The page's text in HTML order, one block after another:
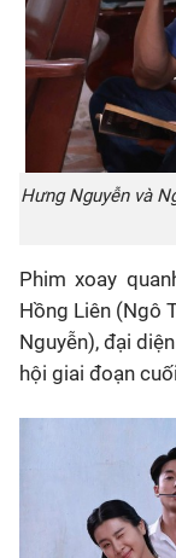
Hưng Nguyễn và
Phim xoay
Hồng Liên (Ngô
Nguyễn), đại
hội giai đoạn